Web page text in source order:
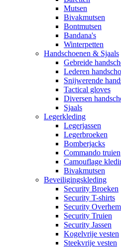
Mutsen
Bivakmutsen
Bontmutsen
Bandana's
Winterpetten
Handschoenen & Sjaals
Gebreide
Lederen
Snijwerende
Tactical gloves
Diversen
Sjaals
Legerkleding
Legerjassen
Legerbroeken
Bomberjacks
Commando truien
Camouflage
Bivakmutsen
Beveiligingskleding
Security Broeken
Security T-shirts
Security
Security Truien
Security Jassen
Kogelvrije vesten
Steekvrije vesten